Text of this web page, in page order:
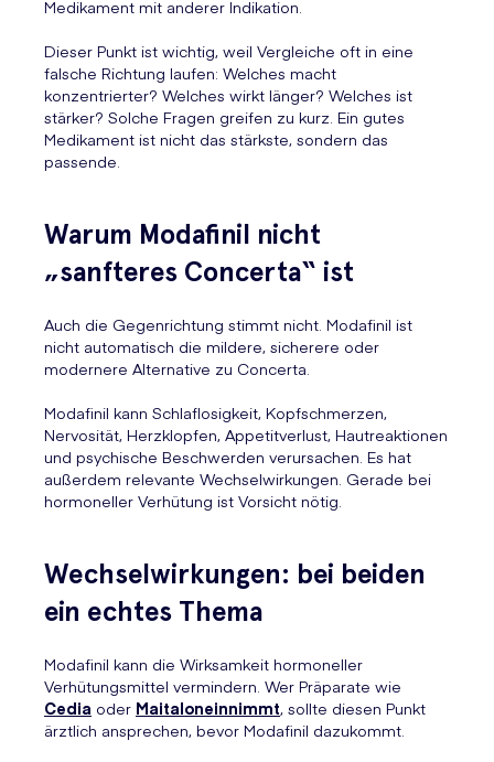
Medikament mit anderer Indikation.
Dieser Punkt ist wichtig, weil Vergleiche oft in eine
falsche Richtung laufen: Welches macht
konzentrierter? Welches wirkt länger? Welches ist
stärker? Solche Fragen greifen zu kurz. Ein gutes
Medikament ist nicht das stärkste, sondern das
passende.
Warum Modafinil nicht
„sanfteres Concerta“ ist
Auch die Gegenrichtung stimmt nicht. Modafinil ist
nicht automatisch die mildere, sicherere oder
modernere Alternative zu Concerta.
Modafinil kann Schlaflosigkeit, Kopfschmerzen,
Nervosität, Herzklopfen, Appetitverlust, Hautreaktionen
und psychische Beschwerden verursachen. Es hat
außerdem relevante Wechselwirkungen. Gerade bei
hormoneller Verhütung ist Vorsicht nötig.
Wechselwirkungen: bei beiden
ein echtes Thema
Modafinil kann die Wirksamkeit hormoneller
Verhütungsmittel vermindern. Wer Präparate wie
Cedia oder Maitaloneinnimmt, sollte diesen Punkt
ärztlich ansprechen, bevor Modafinil dazukommt.